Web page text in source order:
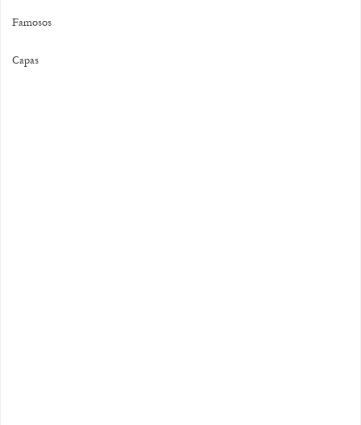
Famosos
Capas